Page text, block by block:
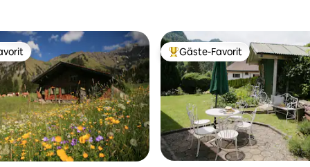
Beliebter Gäste-Favorit.
Gäste-Favorit